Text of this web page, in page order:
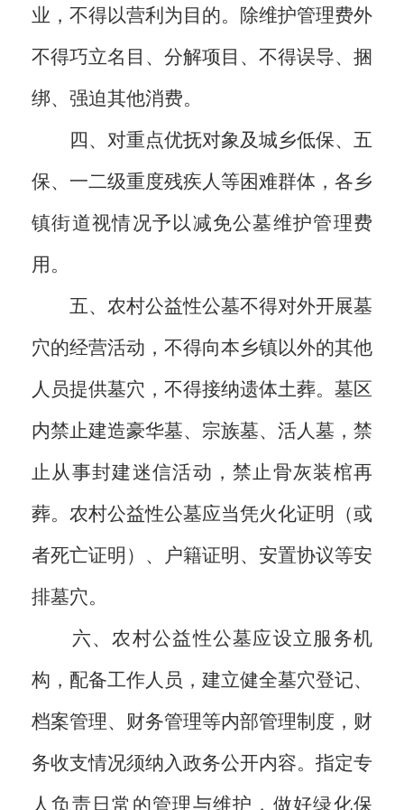
业，不得以营利为目的。除维护管理费外
不得巧立名目、分解项目、不得误导、捆
绑、强迫其他消费。
四、对重点优抚对象及城乡低保、五
保、一二级重度残疾人等困难群体，各乡
镇街道视情况予以减免公墓维护管理费
用。
五、农村公益性公墓不得对外开展墓
穴的经营活动，不得向本乡镇以外的其他
人员提供墓穴，不得接纳遗体土葬。墓区
内禁止建造豪华墓、宗族墓、活人墓，禁
止从事封建迷信活动，禁止骨灰装棺再
葬。农村公益性公墓应当凭火化证明（或
者死亡证明）、户籍证明、安置协议等安
排墓穴。
六、农村公益性公墓应设立服务机
构，配备工作人员，建立健全墓穴登记、
档案管理、财务管理等内部管理制度，财
务收支情况须纳入政务公开内容。指定专
人负责日常的管理与维护，做好绿化保